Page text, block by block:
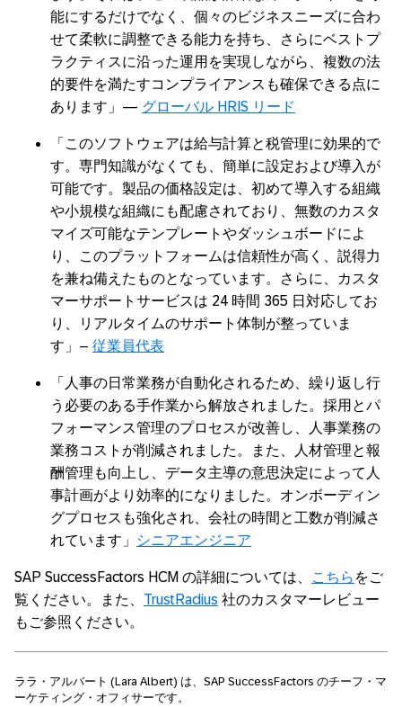
能にするだけでなく、個々のビジネスニーズに合わ
せて柔軟に調整できる能力を持ち、さらにベストプ
ラクティスに沿った運用を実現しながら、複数の法
的要件を満たすコンプライアンスも確保できる点に
あります」― グローバル HRIS リード
「このソフトウェアは給与計算と税管理に効果的で
す。専門知識がなくても、簡単に設定および導入が
可能です。製品の価格設定は、初めて導入する組織
や小規模な組織にも配慮されており、無数のカスタ
マイズ可能なテンプレートやダッシュボードによ
り、このプラットフォームは信頼性が高く、説得力
を兼ね備えたものとなっています。さらに、カスタ
マーサポートサービスは 24 時間 365 日対応してお
り、リアルタイムのサポート体制が整っていま
す」– 従業員代表
「人事の日常業務が自動化されるため、繰り返し行
う必要のある手作業から解放されました。採用とパ
フォーマンス管理のプロセスが改善し、人事業務の
業務コストが削減されました。また、人材管理と報
酬管理も向上し、データ主導の意思決定によって人
事計画がより効率的になりました。オンボーディン
グプロセスも強化され、会社の時間と工数が削減さ
れています」
シニアエンジニア
SAP SuccessFactors HCM の詳細については、 こちら をご
覧ください。また、 TrustRadius 社のカスタマーレビュー
もご参照ください。
ララ・アルバート (Lara Albert) は、SAP SuccessFactors のチーフ・マ
ーケティング・オフィサーです。